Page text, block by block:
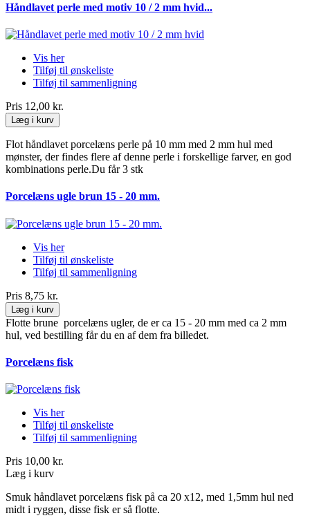
Håndlavet perle med motiv 10 / 2 mm hvid...
Vis her
Tilføj til ønskeliste
Tilføj til sammenligning
Pris 12,00 kr.
Læg i kurv
Flot håndlavet porcelæns perle på 10 mm med 2 mm hul med
mønster, der findes flere af denne perle i forskellige farver, en god
kombinations perle.Du får 3 stk
Porcelæns ugle brun 15 - 20 mm.
Vis her
Tilføj til ønskeliste
Tilføj til sammenligning
Pris 8,75 kr.
Læg i kurv
Flotte brune porcelæns ugler, de er ca 15 - 20 mm med ca 2 mm
hul, ved bestilling får du en af dem fra billedet.
Porcelæns fisk
Vis her
Tilføj til ønskeliste
Tilføj til sammenligning
Pris 10,00 kr.
Læg i kurv
Smuk håndlavet porcelæns fisk på ca 20 x12, med 1,5mm hul ned
midt i ryggen, disse fisk er så flotte.